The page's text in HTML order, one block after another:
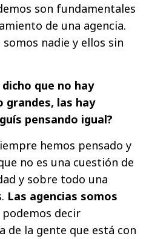
son fundamentales
de una agencia.
nadie y ellos sin
que no hay
grandes, las hay
pensando igual?
hemos pensado y
no es una cuestión de
y sobre todo una
Las agencias somos
decir
de la gente que está con